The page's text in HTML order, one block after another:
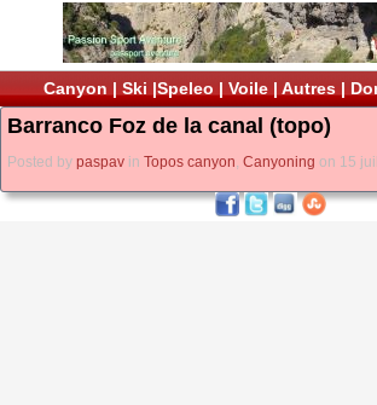
Canyon | Ski |Speleo | Voile | Autres |
Barranco Foz de la canal (topo)
Posted by paspav in Topos canyon, Canyoning on 15